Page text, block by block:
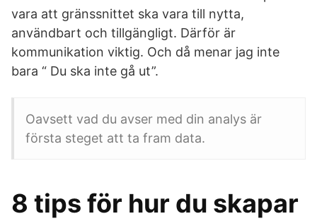
vara att gränssnittet ska vara till nytta,
användbart och tillgängligt. Därför är
kommunikation viktig. Och då menar jag inte
bara “ Du ska inte gå ut”.
Oavsett vad du avser med din analys är
första steget att ta fram data.
8 tips för hur du skapar